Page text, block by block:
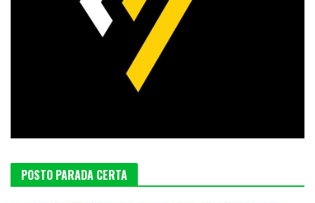
POSTO PARADA CERTA